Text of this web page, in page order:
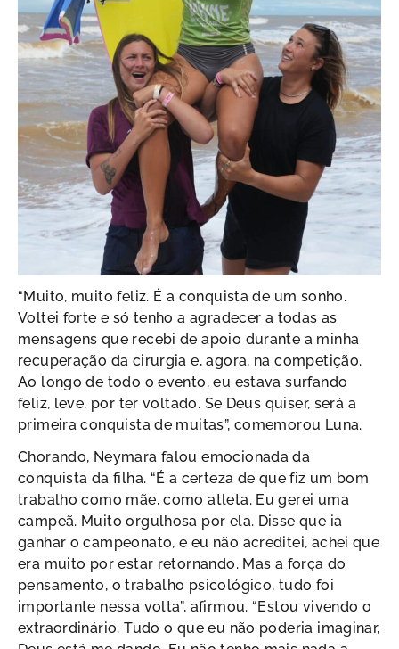
“Muito, muito feliz. É a conquista de um sonho.
Voltei forte e só tenho a agradecer a todas as
mensagens que recebi de apoio durante a minha
recuperação da cirurgia e, agora, na competição.
Ao longo de todo o evento, eu estava surfando
feliz, leve, por ter voltado. Se Deus quiser, será a
primeira conquista de muitas”, comemorou Luna.
Chorando, Neymara falou emocionada da
conquista da filha. “É a certeza de que fiz um bom
trabalho como mãe, como atleta. Eu gerei uma
campeã. Muito orgulhosa por ela. Disse que ia
ganhar o campeonato, e eu não acreditei, achei que
era muito por estar retornando. Mas a força do
pensamento, o trabalho psicológico, tudo foi
importante nessa volta”, afirmou. “Estou vivendo o
extraordinário. Tudo o que eu não poderia imaginar,